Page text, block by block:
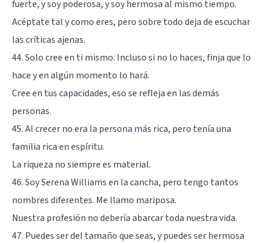
fuerte, y soy poderosa, y soy hermosa al mismo tiempo.
Acéptate tal y como eres, pero sobre todo deja de escuchar
las críticas ajenas.
44. Solo cree en ti mismo. Incluso si no lo haces, finja que lo
hace y en algún momento lo hará.
Cree en tus capacidades, eso se refleja en las demás
personas.
45. Al crecer no era la persona más rica, pero tenía una
familia rica en espíritu.
La riqueza no siempre es material.
46. Soy Serena Williams en la cancha, pero tengo tantos
nombres diferentes. Me llamo mariposa.
Nuestra profesión no debería abarcar toda nuestra vida.
47. Puedes ser del tamaño que seas, y puedes ser hermosa